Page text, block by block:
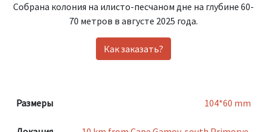
Собрана колония на илисто-песчаном дне на глубине 60-
70 метров в августе 2025 года.
Как заказать?
Размеры 104*60 mm